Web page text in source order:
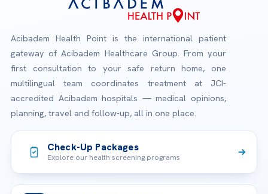
Acibadem Health Point is the international patient
gateway of Acibadem Healthcare Group. From your
first consultation to your safe return home, one
multilingual team coordinates treatment at JCI-
accredited Acibadem hospitals — medical opinions,
planning, travel and follow-up, all in one place.
Check-Up Packages
Explore our health screening programs